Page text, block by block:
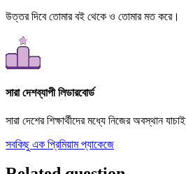
উত্তর দিবে তোমার বই থেকে ও তোমার মত করে।
সারা দেশব্যাপী লিডারবোর্ড
সারা দেশের শিক্ষার্থীদের মধ্যে নিজের অবস্থান যাচাই
সবকিছু এক প্রিমিয়াম প্যাকেজে